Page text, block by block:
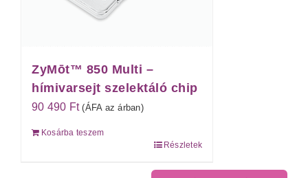
ZyMōt™ 850 Multi –
hímivarsejt szelektáló chip
90 490 Ft (ÁFA az árban)
Kosárba teszem
Részletek